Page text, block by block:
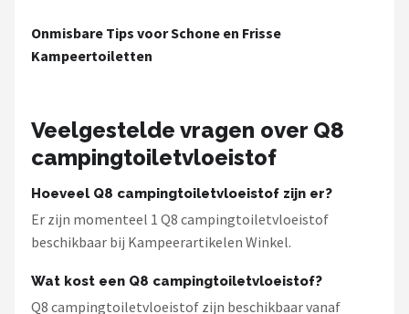
Bo-Camp
Gimeg
Campingaz
Quechua
Alle merken →
Onmisbare Tips voor Schone en Frisse
Kampeertoiletten
Veelgestelde vragen over Q8
campingtoiletvloeistof
Hoeveel Q8 campingtoiletvloeistof zijn er?
Er zijn momenteel 1 Q8 campingtoiletvloeistof
beschikbaar bij Kampeerartikelen Winkel.
Wat kost een Q8 campingtoiletvloeistof?
Q8 campingtoiletvloeistof zijn beschikbaar vanaf